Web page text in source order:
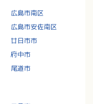
広島市南区
広島市安佐南区
廿日市市
府中市
尾道市